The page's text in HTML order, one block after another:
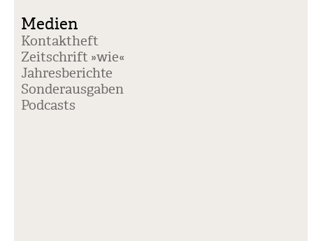
Medien
Kontaktheft
Zeitschrift »wie«
Jahresberichte
Sonderausgaben
Podcasts